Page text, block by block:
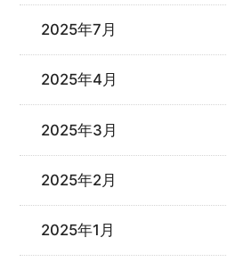
2025年7月
2025年4月
2025年3月
2025年2月
2025年1月